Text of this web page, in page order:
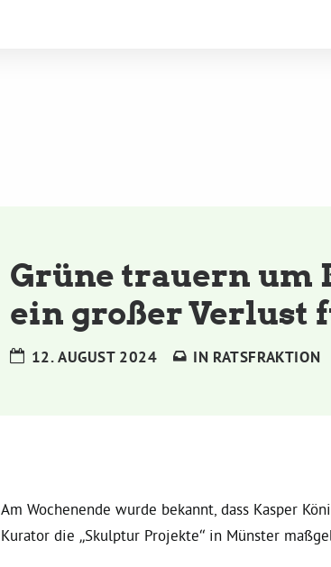
Grüne trauern um
ein großer Verlust
12. AUGUST 2024 IN RATSFRAKTION
Am Wochenende wurde bekannt, dass Kasper
Kurator die „Skulptur Projekte“ in Münster